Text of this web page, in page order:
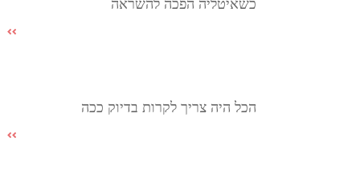
כשאיטליה הפכה להשראה
הכל היה צריך לקרות בדיוק ככה